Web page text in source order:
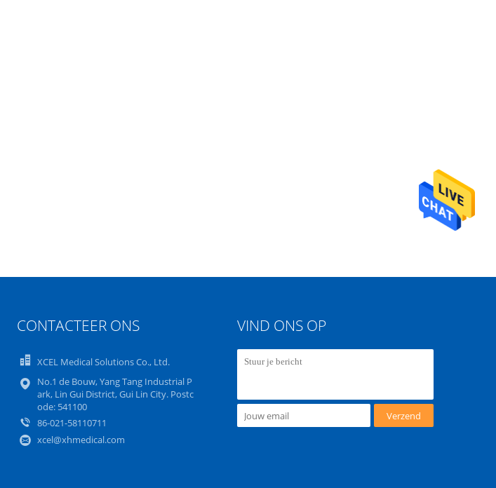
CONTACTEER ONS
XCEL Medical Solutions Co., Ltd.
No.1 de Bouw, Yang Tang Industrial P
ark, Lin Gui District, Gui Lin City. Postc
ode: 541100
86-021-58110711
xcel@xhmedical.com
VIND ONS OP
Verzend